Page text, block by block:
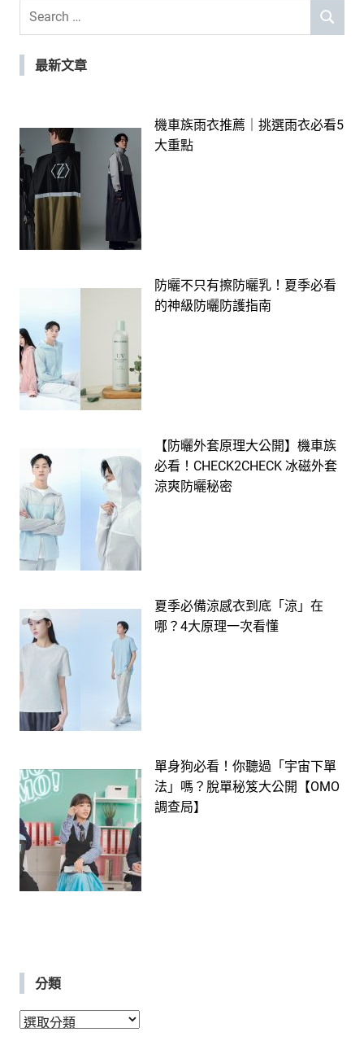
Search
SEARCH
最新文章
機車族雨衣推薦｜挑選雨衣必看5
大重點
防曬不只有擦防曬乳！夏季必看
的神級防曬防護指南
【防曬外套原理大公開】機車族
必看！CHECK2CHECK 冰磁外套
涼爽防曬秘密
夏季必備涼感衣到底「涼」在
哪？4大原理一次看懂
單身狗必看！你聽過「宇宙下單
法」嗎？脫單秘笈大公開【OMO
調查局】
分類
分